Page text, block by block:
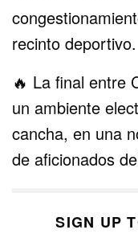
recinto deportivo.
🔥 La final entre
un ambiente
cancha, en una
de aficionados
SIGN UP